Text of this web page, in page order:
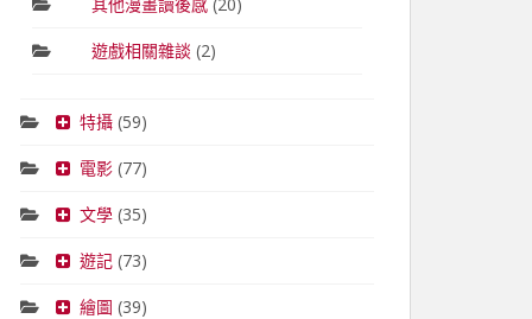
遊戲相關雜談 (2)
特攝(59)
電影(77)
文學(35)
遊記(73)
繪圖 (39)